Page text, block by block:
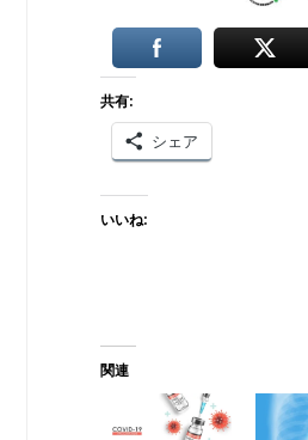
共有:
シェア
いいね:
関連